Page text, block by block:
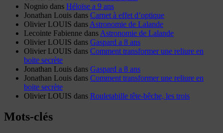
Nognio dans Héloïse a 9 ans
Jonathan Louis dans Carnet à effet d’optique
Olivier LOUIS dans Astronomie de Lalande
Lecointe Fabienne dans Astronomie de Lalande
Olivier LOUIS dans Gaspard a 8 ans
Olivier LOUIS dans Comment transformer une reliure en
boite secrète
Jonathan Louis dans Gaspard a 8 ans
Jonathan Louis dans Comment transformer une reliure en
boite secrète
Olivier LOUIS dans Rouletabille tête-bêche, les trois
Mots-clés